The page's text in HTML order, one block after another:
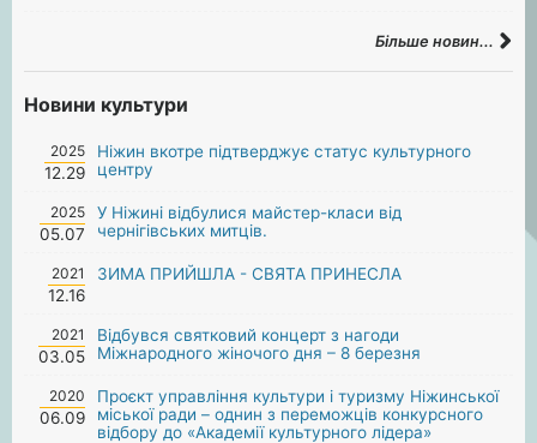
Більше новин...
Новини культури
2025
12.29
Ніжин вкотре підтверджує статус культурного
центру
2025
05.07
У Ніжині відбулися майстер-класи від
чернігівських митців.
2021
12.16
ЗИМА ПРИЙШЛА - СВЯТА ПРИНЕСЛА
2021
03.05
Відбувся святковий концерт з нагоди
Міжнародного жіночого дня – 8 березня
2020
06.09
Проєкт управління культури і туризму Ніжинської
міської ради – однин з переможців конкурсного
відбору до «Академії культурного лідера»